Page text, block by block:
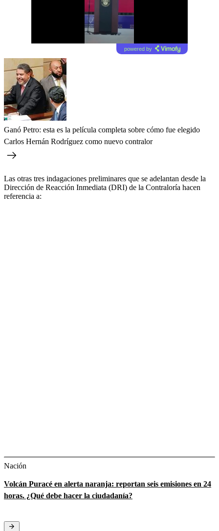
powered by
Ganó Petro: esta es la película completa sobre cómo fue elegido
Carlos Hernán Rodríguez como nuevo contralor
Las otras tres indagaciones preliminares que se adelantan desde la
Dirección de Reacción Inmediata (DRI) de la Contraloría hacen
referencia a:
Nación
Volcán Puracé en alerta naranja: reportan seis emisiones en 24
horas. ¿Qué debe hacer la ciudadanía?